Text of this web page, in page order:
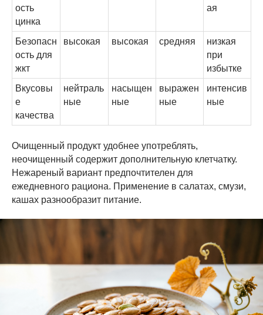
ость
цинка
ая
Безопасн
ость для
жкт
высокая высокая средняя
низкая
при
избытке
Вкусовы
е
качества
нейтраль
ные
насыщен
ные
выражен
ные
интенсив
ные
Очищенный продукт удобнее употреблять,
неочищенный содержит дополнительную клетчатку.
Нежареный вариант предпочтителен для
ежедневного рациона. Применение в салатах, смузи,
кашах разнообразит питание.